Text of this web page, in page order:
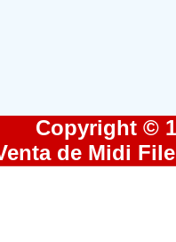
Copyright ©
de Midi